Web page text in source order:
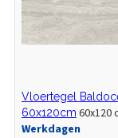
Vloertegel
60x120cm 60x120
Werkdagen